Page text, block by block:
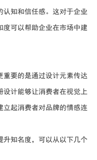
认知和信任感。这对于企业
度可以帮助企业在市场中建
重要的是通过设计元素传达
设计能够让消费者在视觉上
立起消费者对品牌的情感连
升知名度，可以从以下几个